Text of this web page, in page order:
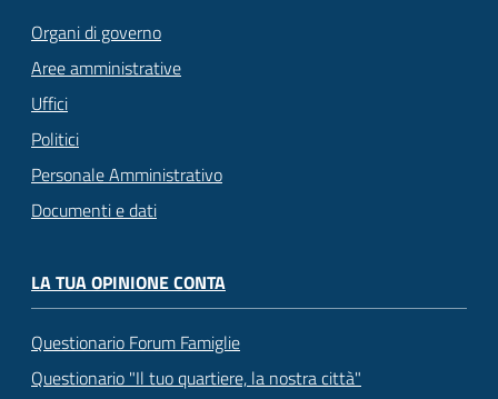
Organi di governo
Aree amministrative
Uffici
Politici
Personale Amministrativo
Documenti e dati
LA TUA OPINIONE CONTA
Questionario Forum Famiglie
Questionario "Il tuo quartiere, la nostra città"